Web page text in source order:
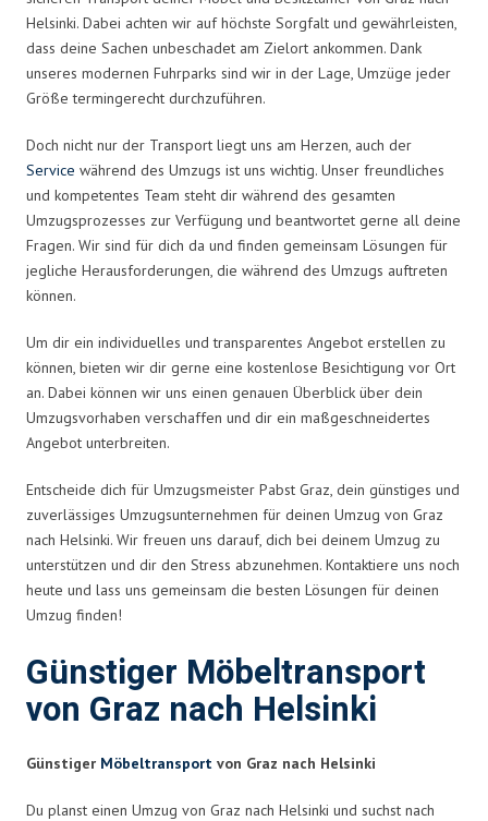
Helsinki. Dabei achten wir auf höchste Sorgfalt und gewährleisten,
dass deine Sachen unbeschadet am Zielort ankommen. Dank
unseres modernen Fuhrparks sind wir in der Lage, Umzüge jeder
Größe termingerecht durchzuführen.
Doch nicht nur der Transport liegt uns am Herzen, auch der
Service während des Umzugs ist uns wichtig. Unser freundliches
und kompetentes Team steht dir während des gesamten
Umzugsprozesses zur Verfügung und beantwortet gerne all deine
Fragen. Wir sind für dich da und finden gemeinsam Lösungen für
jegliche Herausforderungen, die während des Umzugs auftreten
können.
Um dir ein individuelles und transparentes Angebot erstellen zu
können, bieten wir dir gerne eine kostenlose Besichtigung vor Ort
an. Dabei können wir uns einen genauen Überblick über dein
Umzugsvorhaben verschaffen und dir ein maßgeschneidertes
Angebot unterbreiten.
Entscheide dich für Umzugsmeister Pabst Graz, dein günstiges und
zuverlässiges Umzugsunternehmen für deinen Umzug von Graz
nach Helsinki. Wir freuen uns darauf, dich bei deinem Umzug zu
unterstützen und dir den Stress abzunehmen. Kontaktiere uns noch
heute und lass uns gemeinsam die besten Lösungen für deinen
Umzug finden!
Günstiger Möbeltransport
von Graz nach Helsinki
Günstiger Möbeltransport von Graz nach Helsinki
Du planst einen Umzug von Graz nach Helsinki und suchst nach